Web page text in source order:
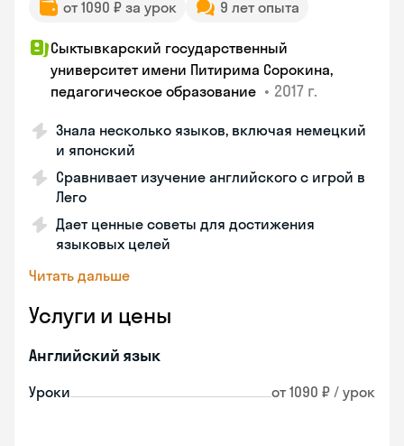
от 1090 ₽ за урок 9 лет опыта
Сыктывкарский государственный
университет имени Питирима Сорокина,
педагогическое образование • 2017 г.
Знала несколько языков, включая немецкий
и японский
Сравнивает изучение английского с игрой в
Лего
Дает ценные советы для достижения
языковых целей
Читать дальше
Услуги и цены
Английский язык
Уроки от 1090 ₽ / урок